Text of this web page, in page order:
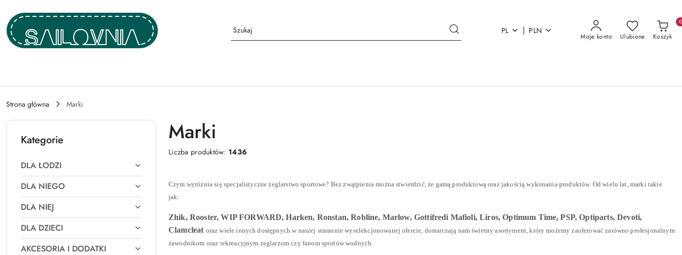
Przejdź do treści głównej
Przejdź do wyszukiwarki
Przejdź do moje konto
Przejdź do menu głównego
Przejdź do stopki
PL | PLN
Moje konto Ulubione Koszyk
0
Strona główna Marki
Kategorie
DLA ŁODZI
DLA NIEGO
DLA NIEJ
DLA DZIECI
AKCESORIA I DODATKI
Marki
Liczba produktów: 1436
Czym wyróżnia się specjalistyczne żeglarstwo sportowe? Bez zwątpienia można stwierdzić, że gamą produktową oraz jakością wykonania produktów. Od wielu lat, marki takie
jak:
Zhik, Rooster, WIP FORWARD, Harken, Ronstan, Robline, Marlow, Gottifredi Mafioli, Liros, Optimum Time, PSP, Optiparts, Devoti,
Clamcleat oraz wiele innych dostępnych w naszej starannie wyselekcjonowanej ofercie, dostarczają nam świetny asortyment, który możemy zaoferować zarówno profesjonalnym
zawodnikom oraz rekreacyjnym żeglarzom czy fanom sportów wodnych.